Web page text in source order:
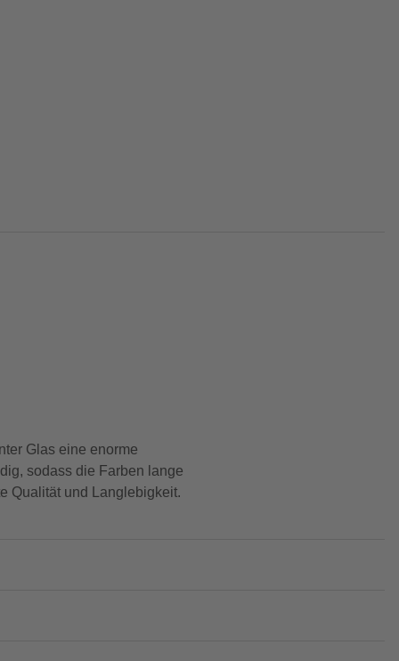
Glas eine enorme
sodass die Farben lange
Qualität und Langlebigkeit.